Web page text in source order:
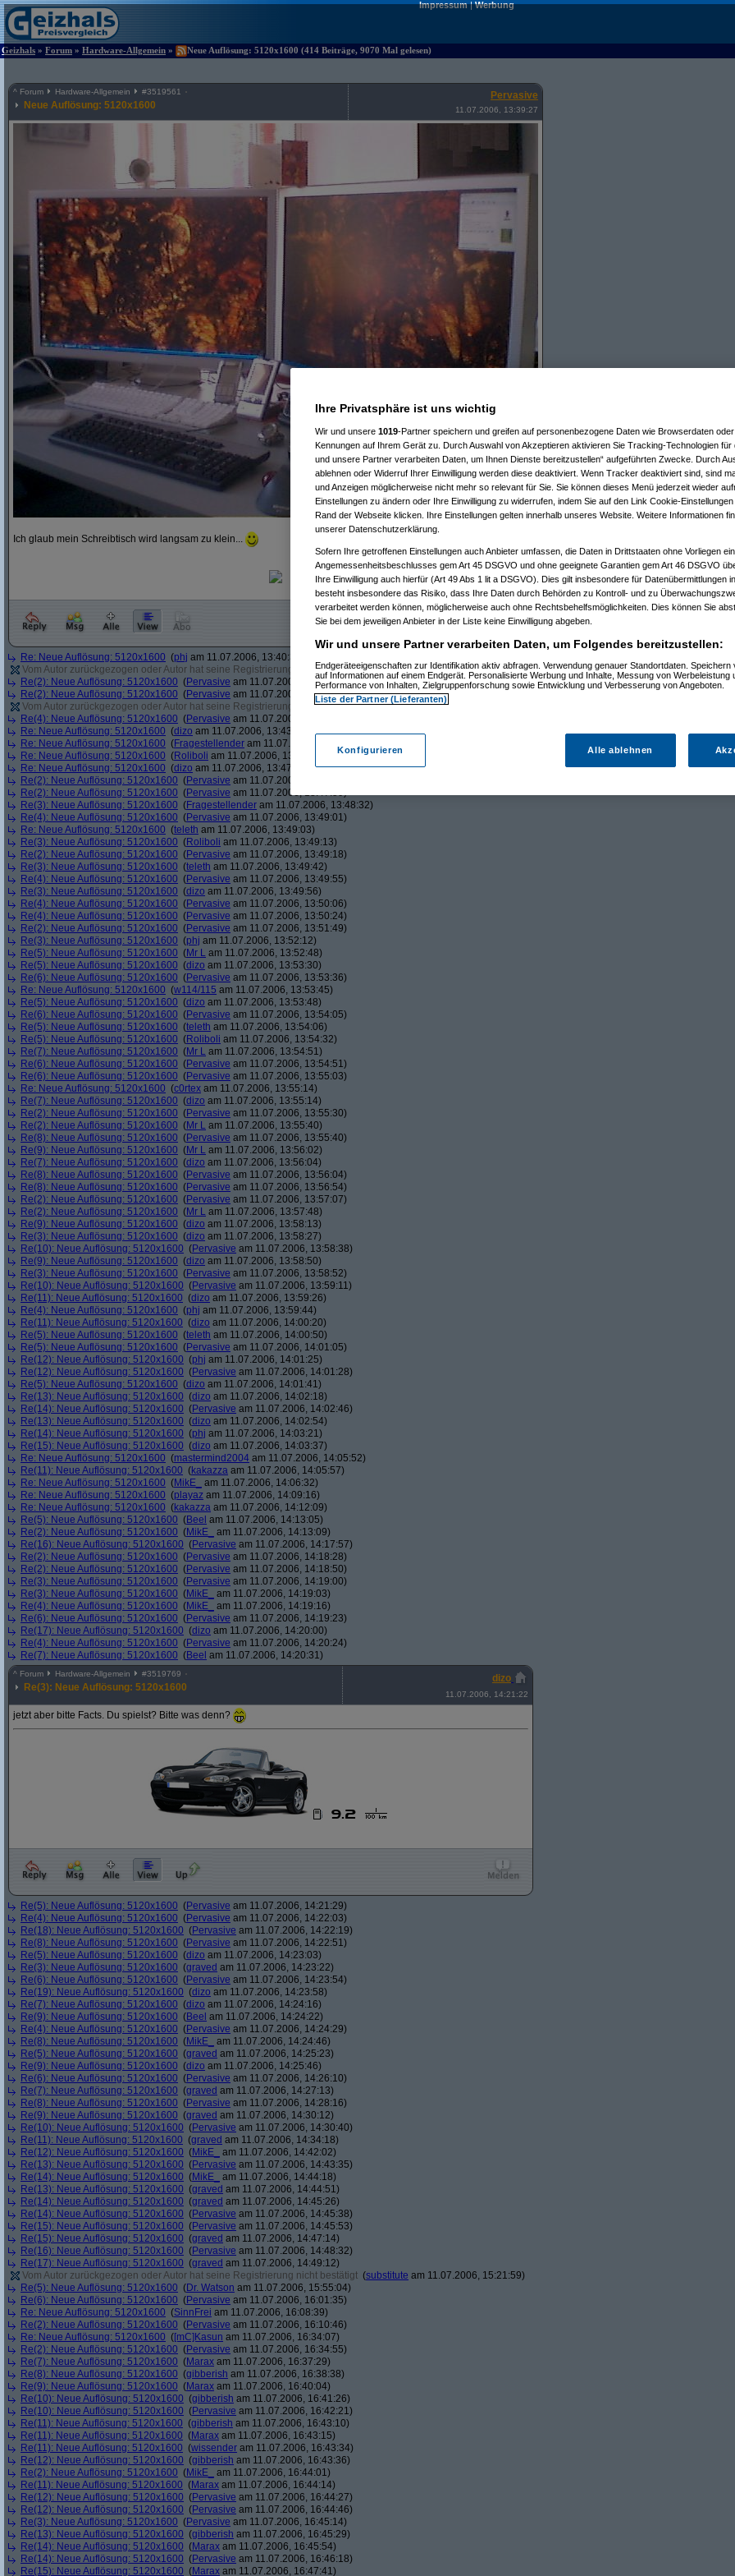
Impressum|Werbung
Geizhals » Forum » Hardware-Allgemein » Neue Auflösung: 5120x1600 (414 Beiträge, 9070 Mal gelesen)
^ Forum Hardware-Allgemein #3519561
Neue Auflösung: 5120x1600
Pervasive
11.07.2006, 13:39:27
Ich glaub mein Schreibtisch wird langsam zu klein...
Re: Neue Auflösung: 5120x1600 (phj am 11.07.2006, 13:40:39)
Vom Autor zurückgezogen oder Autor hat seine Registrierung nicht bestätigt(Nagelfaram 11.07.2006, 13:41:09)
Re(2): Neue Auflösung: 5120x1600 (Pervasive am 11.07.2006, 13:41:12)
Re(2): Neue Auflösung: 5120x1600 (Pervasive am 11.07.2006, 13:41:43)
Vom Autor zurückgezogen oder Autor hat seine Registrierung nicht bestätigt(Nagelfaram 11.07.2006, 13:42:40)
Re(4): Neue Auflösung: 5120x1600 (Pervasive am 11.07.2006, 13:43:22)
Re: Neue Auflösung: 5120x1600 (dizo am 11.07.2006, 13:43:54)
Re: Neue Auflösung: 5120x1600 (Fragestellender am 11.07.2006, 13:46:11)
Re: Neue Auflösung: 5120x1600 (Roliboli am 11.07.2006, 13:47:18)
Re: Neue Auflösung: 5120x1600 (dizo am 11.07.2006, 13:47:29)
Re(2): Neue Auflösung: 5120x1600 (Pervasive am 11.07.2006, 13:47:45)
Re(2): Neue Auflösung: 5120x1600 (Pervasive am 11.07.2006, 13:47:59)
Re(3): Neue Auflösung: 5120x1600 (Fragestellender am 11.07.2006, 13:48:32)
Re(4): Neue Auflösung: 5120x1600 (Pervasive am 11.07.2006, 13:49:01)
Re: Neue Auflösung: 5120x1600 (teleth am 11.07.2006, 13:49:03)
Re(3): Neue Auflösung: 5120x1600 (Roliboli am 11.07.2006, 13:49:13)
Re(2): Neue Auflösung: 5120x1600 (Pervasive am 11.07.2006, 13:49:18)
Re(3): Neue Auflösung: 5120x1600 (teleth am 11.07.2006, 13:49:42)
Re(4): Neue Auflösung: 5120x1600 (Pervasive am 11.07.2006, 13:49:55)
Re(3): Neue Auflösung: 5120x1600 (dizo am 11.07.2006, 13:49:56)
Re(4): Neue Auflösung: 5120x1600 (Pervasive am 11.07.2006, 13:50:06)
Re(4): Neue Auflösung: 5120x1600 (Pervasive am 11.07.2006, 13:50:24)
Re(2): Neue Auflösung: 5120x1600 (Pervasive am 11.07.2006, 13:51:49)
Re(3): Neue Auflösung: 5120x1600 (phj am 11.07.2006, 13:52:12)
Re(5): Neue Auflösung: 5120x1600 (Mr L am 11.07.2006, 13:52:48)
Re(5): Neue Auflösung: 5120x1600 (dizo am 11.07.2006, 13:53:30)
Re(6): Neue Auflösung: 5120x1600 (Pervasive am 11.07.2006, 13:53:36)
Re: Neue Auflösung: 5120x1600 (w114/115 am 11.07.2006, 13:53:45)
Re(5): Neue Auflösung: 5120x1600 (dizo am 11.07.2006, 13:53:48)
Re(6): Neue Auflösung: 5120x1600 (Pervasive am 11.07.2006, 13:54:05)
Re(5): Neue Auflösung: 5120x1600 (teleth am 11.07.2006, 13:54:06)
Re(5): Neue Auflösung: 5120x1600 (Roliboli am 11.07.2006, 13:54:32)
Re(7): Neue Auflösung: 5120x1600 (Mr L am 11.07.2006, 13:54:51)
Re(6): Neue Auflösung: 5120x1600 (Pervasive am 11.07.2006, 13:54:51)
Re(6): Neue Auflösung: 5120x1600 (Pervasive am 11.07.2006, 13:55:03)
Re: Neue Auflösung: 5120x1600 (c0rtex am 11.07.2006, 13:55:14)
Re(7): Neue Auflösung: 5120x1600 (dizo am 11.07.2006, 13:55:14)
Re(2): Neue Auflösung: 5120x1600 (Pervasive am 11.07.2006, 13:55:30)
Re(2): Neue Auflösung: 5120x1600 (Mr L am 11.07.2006, 13:55:40)
Re(8): Neue Auflösung: 5120x1600 (Pervasive am 11.07.2006, 13:55:40)
Re(9): Neue Auflösung: 5120x1600 (Mr L am 11.07.2006, 13:56:02)
Re(7): Neue Auflösung: 5120x1600 (dizo am 11.07.2006, 13:56:04)
Re(8): Neue Auflösung: 5120x1600 (Pervasive am 11.07.2006, 13:56:04)
Re(8): Neue Auflösung: 5120x1600 (Pervasive am 11.07.2006, 13:56:54)
Re(2): Neue Auflösung: 5120x1600 (Pervasive am 11.07.2006, 13:57:07)
Re(2): Neue Auflösung: 5120x1600 (Mr L am 11.07.2006, 13:57:48)
Re(9): Neue Auflösung: 5120x1600 (dizo am 11.07.2006, 13:58:13)
Re(3): Neue Auflösung: 5120x1600 (dizo am 11.07.2006, 13:58:27)
Re(10): Neue Auflösung: 5120x1600 (Pervasive am 11.07.2006, 13:58:38)
Re(9): Neue Auflösung: 5120x1600 (dizo am 11.07.2006, 13:58:50)
Re(3): Neue Auflösung: 5120x1600 (Pervasive am 11.07.2006, 13:58:52)
Re(10): Neue Auflösung: 5120x1600 (Pervasive am 11.07.2006, 13:59:11)
Re(11): Neue Auflösung: 5120x1600 (dizo am 11.07.2006, 13:59:26)
Re(4): Neue Auflösung: 5120x1600 (phj am 11.07.2006, 13:59:44)
Re(11): Neue Auflösung: 5120x1600 (dizo am 11.07.2006, 14:00:20)
Re(5): Neue Auflösung: 5120x1600 (teleth am 11.07.2006, 14:00:50)
Re(5): Neue Auflösung: 5120x1600 (Pervasive am 11.07.2006, 14:01:05)
Re(12): Neue Auflösung: 5120x1600 (phj am 11.07.2006, 14:01:25)
Re(12): Neue Auflösung: 5120x1600 (Pervasive am 11.07.2006, 14:01:28)
Re(5): Neue Auflösung: 5120x1600 (dizo am 11.07.2006, 14:01:41)
Re(13): Neue Auflösung: 5120x1600 (dizo am 11.07.2006, 14:02:18)
Re(14): Neue Auflösung: 5120x1600 (Pervasive am 11.07.2006, 14:02:46)
Re(13): Neue Auflösung: 5120x1600 (dizo am 11.07.2006, 14:02:54)
Re(14): Neue Auflösung: 5120x1600 (phj am 11.07.2006, 14:03:21)
Re(15): Neue Auflösung: 5120x1600 (dizo am 11.07.2006, 14:03:37)
Re: Neue Auflösung: 5120x1600 (mastermind2004 am 11.07.2006, 14:05:52)
Re(11): Neue Auflösung: 5120x1600 (kakazza am 11.07.2006, 14:05:57)
Re: Neue Auflösung: 5120x1600 (MikE_
am 11.07.2006, 14:06:32)
Re: Neue Auflösung: 5120x1600 (playaz am 11.07.2006, 14:09:16)
Re: Neue Auflösung: 5120x1600 (kakazza am 11.07.2006, 14:12:09)
Re(5): Neue Auflösung: 5120x1600 (Beel am 11.07.2006, 14:13:05)
Re(2): Neue Auflösung: 5120x1600 (MikE_
am 11.07.2006, 14:13:09)
Re(16): Neue Auflösung: 5120x1600 (Pervasive am 11.07.2006, 14:17:57)
Re(2): Neue Auflösung: 5120x1600 (Pervasive am 11.07.2006, 14:18:28)
Re(2): Neue Auflösung: 5120x1600 (Pervasive am 11.07.2006, 14:18:50)
Re(3): Neue Auflösung: 5120x1600 (Pervasive am 11.07.2006, 14:19:00)
Re(3): Neue Auflösung: 5120x1600 (MikE_
am 11.07.2006, 14:19:03)
Re(4): Neue Auflösung: 5120x1600 (MikE_
am 11.07.2006, 14:19:16)
Re(6): Neue Auflösung: 5120x1600 (Pervasive am 11.07.2006, 14:19:23)
Re(17): Neue Auflösung: 5120x1600 (dizo am 11.07.2006, 14:20:00)
Re(4): Neue Auflösung: 5120x1600 (Pervasive am 11.07.2006, 14:20:24)
Re(7): Neue Auflösung: 5120x1600 (Beel am 11.07.2006, 14:20:31)
^ Forum Hardware-Allgemein #3519769
Re(3): Neue Auflösung: 5120x1600
dizo
11.07.2006, 14:21:22
jetzt aber bitte Facts. Du spielst? Bitte was denn?
Re(5): Neue Auflösung: 5120x1600 (Pervasive am 11.07.2006, 14:21:29)
Re(4): Neue Auflösung: 5120x1600 (Pervasive am 11.07.2006, 14:22:03)
Re(18): Neue Auflösung: 5120x1600 (Pervasive am 11.07.2006, 14:22:19)
Re(8): Neue Auflösung: 5120x1600 (Pervasive am 11.07.2006, 14:22:51)
Re(5): Neue Auflösung: 5120x1600 (dizo am 11.07.2006, 14:23:03)
Re(3): Neue Auflösung: 5120x1600 (graved am 11.07.2006, 14:23:22)
Re(6): Neue Auflösung: 5120x1600 (Pervasive am 11.07.2006, 14:23:54)
Re(19): Neue Auflösung: 5120x1600 (dizo am 11.07.2006, 14:23:58)
Re(7): Neue Auflösung: 5120x1600 (dizo am 11.07.2006, 14:24:16)
Re(9): Neue Auflösung: 5120x1600 (Beel am 11.07.2006, 14:24:22)
Re(4): Neue Auflösung: 5120x1600 (Pervasive am 11.07.2006, 14:24:29)
Re(8): Neue Auflösung: 5120x1600 (MikE_
am 11.07.2006, 14:24:46)
Re(5): Neue Auflösung: 5120x1600 (graved am 11.07.2006, 14:25:23)
Re(9): Neue Auflösung: 5120x1600 (dizo am 11.07.2006, 14:25:46)
Re(6): Neue Auflösung: 5120x1600 (Pervasive am 11.07.2006, 14:26:10)
Re(7): Neue Auflösung: 5120x1600 (graved am 11.07.2006, 14:27:13)
Re(8): Neue Auflösung: 5120x1600 (Pervasive am 11.07.2006, 14:28:16)
Re(9): Neue Auflösung: 5120x1600 (graved am 11.07.2006, 14:30:12)
Re(10): Neue Auflösung: 5120x1600 (Pervasive am 11.07.2006, 14:30:40)
Re(11): Neue Auflösung: 5120x1600 (graved am 11.07.2006, 14:34:18)
Re(12): Neue Auflösung: 5120x1600 (MikE_
am 11.07.2006, 14:42:02)
Re(13): Neue Auflösung: 5120x1600 (Pervasive am 11.07.2006, 14:43:35)
Re(14): Neue Auflösung: 5120x1600 (MikE_
am 11.07.2006, 14:44:18)
Re(13): Neue Auflösung: 5120x1600 (graved am 11.07.2006, 14:44:51)
Re(14): Neue Auflösung: 5120x1600 (graved am 11.07.2006, 14:45:26)
Re(14): Neue Auflösung: 5120x1600 (Pervasive am 11.07.2006, 14:45:38)
Re(15): Neue Auflösung: 5120x1600 (Pervasive am 11.07.2006, 14:45:53)
Re(15): Neue Auflösung: 5120x1600 (graved am 11.07.2006, 14:47:14)
Re(16): Neue Auflösung: 5120x1600 (Pervasive am 11.07.2006, 14:48:32)
Re(17): Neue Auflösung: 5120x1600 (graved am 11.07.2006, 14:49:12)
Vom Autor zurückgezogen oder Autor hat seine Registrierung nicht bestätigt (substitute am 11.07.2006, 15:21:59)
Re(5): Neue Auflösung: 5120x1600 (Dr. Watson am 11.07.2006, 15:55:04)
Re(6): Neue Auflösung: 5120x1600 (Pervasive am 11.07.2006, 16:01:35)
Re: Neue Auflösung: 5120x1600 (SinnFrei am 11.07.2006, 16:08:39)
Re(2): Neue Auflösung: 5120x1600 (Pervasive am 11.07.2006, 16:10:46)
Re: Neue Auflösung: 5120x1600 ([mC]Kasun am 11.07.2006, 16:34:07)
Re(2): Neue Auflösung: 5120x1600 (Pervasive am 11.07.2006, 16:34:55)
Re(7): Neue Auflösung: 5120x1600 (Marax am 11.07.2006, 16:37:29)
Re(8): Neue Auflösung: 5120x1600 (gibberish am 11.07.2006, 16:38:38)
Re(9): Neue Auflösung: 5120x1600 (Marax am 11.07.2006, 16:40:04)
Re(10): Neue Auflösung: 5120x1600 (gibberish am 11.07.2006, 16:41:26)
Re(10): Neue Auflösung: 5120x1600 (Pervasive am 11.07.2006, 16:42:21)
Re(11): Neue Auflösung: 5120x1600 (gibberish am 11.07.2006, 16:43:10)
Re(11): Neue Auflösung: 5120x1600 (Marax am 11.07.2006, 16:43:15)
Re(11): Neue Auflösung: 5120x1600 (wissender am 11.07.2006, 16:43:34)
Re(12): Neue Auflösung: 5120x1600 (gibberish am 11.07.2006, 16:43:36)
Re(2): Neue Auflösung: 5120x1600 (MikE_
am 11.07.2006, 16:44:01)
Re(11): Neue Auflösung: 5120x1600 (Marax am 11.07.2006, 16:44:14)
Re(12): Neue Auflösung: 5120x1600 (Pervasive am 11.07.2006, 16:44:27)
Re(12): Neue Auflösung: 5120x1600 (Pervasive am 11.07.2006, 16:44:46)
Re(3): Neue Auflösung: 5120x1600 (Pervasive am 11.07.2006, 16:45:14)
Re(13): Neue Auflösung: 5120x1600 (gibberish am 11.07.2006, 16:45:29)
Re(14): Neue Auflösung: 5120x1600 (Marax am 11.07.2006, 16:45:54)
Re(14): Neue Auflösung: 5120x1600 (Pervasive am 11.07.2006, 16:46:18)
Re(15): Neue Auflösung: 5120x1600 (Marax am 11.07.2006, 16:47:41)
Ihre Privatsphäre ist uns wichtig
Wir und unsere 1019-Partner speichern und greifen auf personenbezogene Daten wie Browserdaten
Kennungen auf Ihrem Gerät zu. Durch Auswahl von Akzeptieren aktivieren Sie Tracking-Technologien für
und unsere Partner verarbeiten Daten, um Ihnen Dienste bereitzustellen“ aufgeführten Zwecke. Durch
ablehnen oder Widerruf Ihrer Einwilligung werden diese deaktiviert. Wenn Tracker deaktiviert sind, sind
und Anzeigen möglicherweise nicht mehr so relevant für Sie. Sie können dieses Menü jederzeit wieder
Einstellungen zu ändern oder Ihre Einwilligung zu widerrufen, indem Sie auf den Link Cookie-
Rand der Webseite klicken. Ihre Einstellungen gelten innerhalb unseres Website. Weitere Informationen
unserer Datenschutzerklärung.
Sofern Ihre getroffenen Einstellungen auch Anbieter umfassen, die Daten in Drittstaaten ohne Vorliegen
Angemessenheitsbeschlusses gem Art 45 DSGVO und ohne geeignete Garantien gem Art 46 DSGVO
Ihre Einwilligung auch hierfür (Art 49 Abs 1 lit a DSGVO). Dies gilt insbesondere für Datenübermittlungen
besteht insbesondere das Risiko, dass Ihre Daten durch Behörden zu Kontroll- und zu
verarbeitet werden können, möglicherweise auch ohne Rechtsbehelfsmöglichkeiten. Dies können Sie
Sie bei dem jeweiligen Anbieter in der Liste keine Einwilligung abgeben.
Wir und unsere Partner verarbeiten Daten, um Folgendes bereitzustellen:
Endgeräteeigenschaften zur Identifikation aktiv abfragen. Verwendung genauer Standortdaten. Speichern
auf Informationen auf einem Endgerät. Personalisierte Werbung und Inhalte, Messung von Werbeleistung
Performance von Inhalten, Zielgruppenforschung sowie Entwicklung und Verbesserung von Angeboten.
Liste der Partner (Lieferanten)
Konfigurieren Alle ablehnen